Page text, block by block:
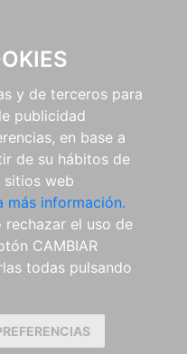
y de terceros para
publicidad
en base a
de su hábitos de
sitios web
más información.
el uso de
CAMBIAR
todas pulsando